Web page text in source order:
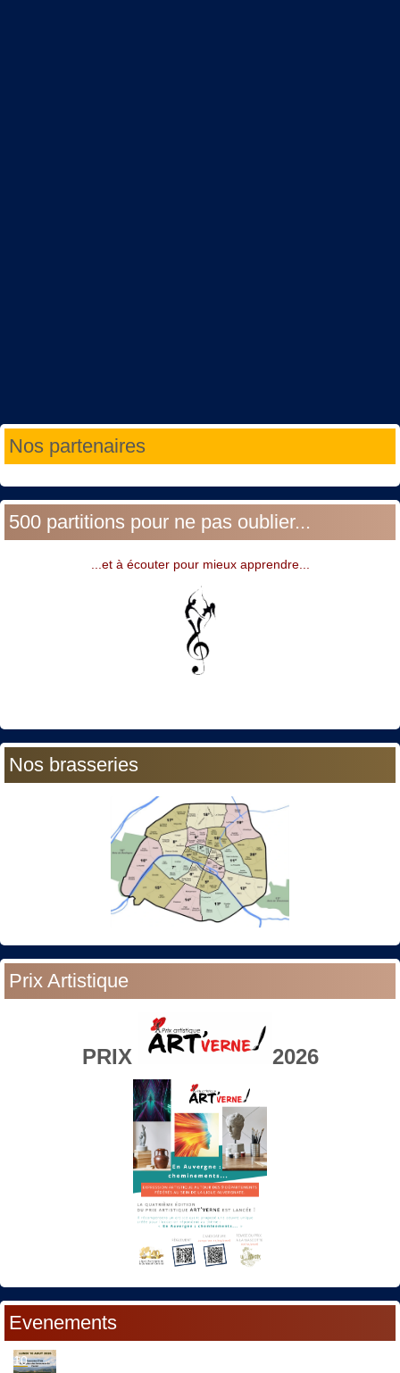
Nos partenaires
500 partitions pour ne pas oublier...
...et à écouter pour mieux apprendre...
Nos brasseries
Prix Artistique
PRIX 2026
Evenements
10
Année
précédente
Mois
précédent
Année
suivante
Mois
suivant